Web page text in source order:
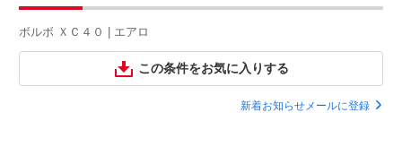
ボルボ ＸＣ４０ | エアロ
この条件をお気に入りする
新着お知らせメールに登録